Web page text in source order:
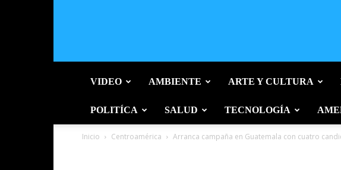
VIDEO AMBIENTE ARTE Y CULTURA
POLITÍCA SALUD TECNOLOGÍA
Inicio Centroamérica Arranca campaña en Guatemala con cuatro